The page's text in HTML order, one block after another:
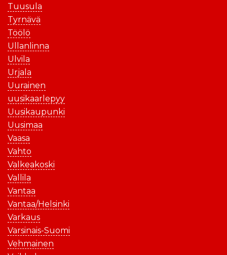
Tuusula
Tyrnävä
Töölö
Ullanlinna
Ulvila
Urjala
Uurainen
uusikaarlepyy
Uusikaupunki
Uusimaa
Vaasa
Vahto
Valkeakoski
Vallila
Vantaa
Vantaa/Helsinki
Varkaus
Varsinais-Suomi
Vehmainen